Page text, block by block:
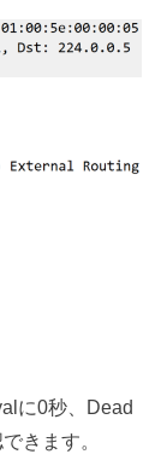
に0秒、Dead
きます。